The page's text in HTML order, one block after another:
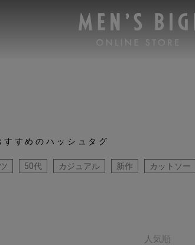
すすめのハッシュタグ
50代 カジュアル 新作 カットソー
人気順